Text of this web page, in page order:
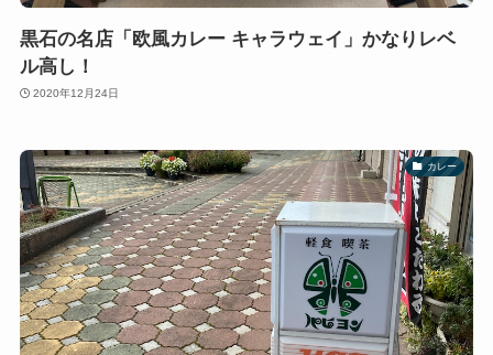
黒石の名店「欧風カレー キャラウェイ」かなりレベ
ル高し！
2020年12月24日
カレー